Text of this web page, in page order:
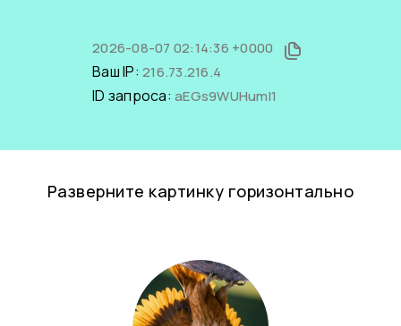
2026-08-07 02:14:36 +0000
Ваш IP: 216.73.216.4
ID запроса: aEGs9WUHumI1
Разверните картинку горизонтально